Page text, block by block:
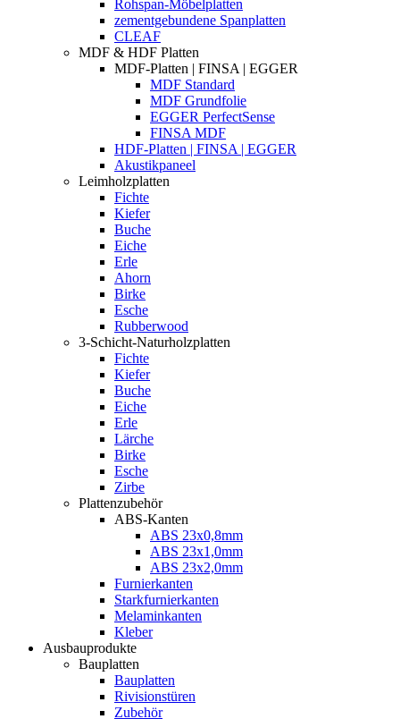
Rohspan-Möbelplatten
zementgebundene Spanplatten
CLEAF
MDF & HDF Platten
MDF-Platten | FINSA | EGGER
MDF Standard
MDF Grundfolie
EGGER PerfectSense
FINSA MDF
HDF-Platten | FINSA | EGGER
Akustikpaneel
Leimholzplatten
Fichte
Kiefer
Buche
Eiche
Erle
Ahorn
Birke
Esche
Rubberwood
3-Schicht-Naturholzplatten
Fichte
Kiefer
Buche
Eiche
Erle
Lärche
Birke
Esche
Zirbe
Plattenzubehör
ABS-Kanten
ABS 23x0,8mm
ABS 23x1,0mm
ABS 23x2,0mm
Furnierkanten
Starkfurnierkanten
Melaminkanten
Kleber
Ausbauprodukte
Bauplatten
Bauplatten
Rivisionstüren
Zubehör